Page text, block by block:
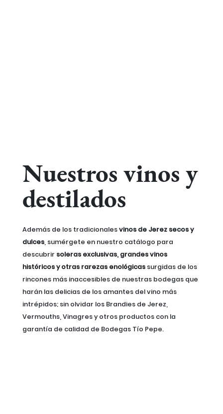
Nuestros vinos y
destilados
Además de los tradicionalesvinos de Jerez secos y
dulces, sumérgete en nuestro catálogo para
descubrir soleras exclusivas, grandes vinos
históricos y otras rarezas enológicassurgidas de los
rincones más inaccesibles de nuestras bodegas que
harán las delicias de los amantes del vino más
intrépidos; sin olvidar los Brandies de Jerez,
Vermouths, Vinagres y otros productos con la
garantía de calidad de Bodegas Tío Pepe.